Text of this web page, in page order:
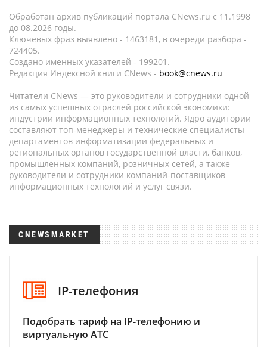
Обработан архив публикаций портала CNews.ru c 11.1998
до 08.2026 годы.
Ключевых фраз выявлено - 1463181, в очереди разбора -
724405.
Создано именных указателей - 199201.
Редакция Индексной книги CNews - book@cnews.ru
Читатели CNews — это руководители и сотрудники одной
из самых успешных отраслей российской экономики:
индустрии информационных технологий. Ядро аудитории
составляют топ-менеджеры и технические специалисты
департаментов информатизации федеральных и
региональных органов государственной власти, банков,
промышленных компаний, розничных сетей, а также
руководители и сотрудники компаний-поставщиков
информационных технологий и услуг связи.
CNEWSMARKET
IP-телефония
Подобрать тариф на IP-телефонию и
виртуальную АТС